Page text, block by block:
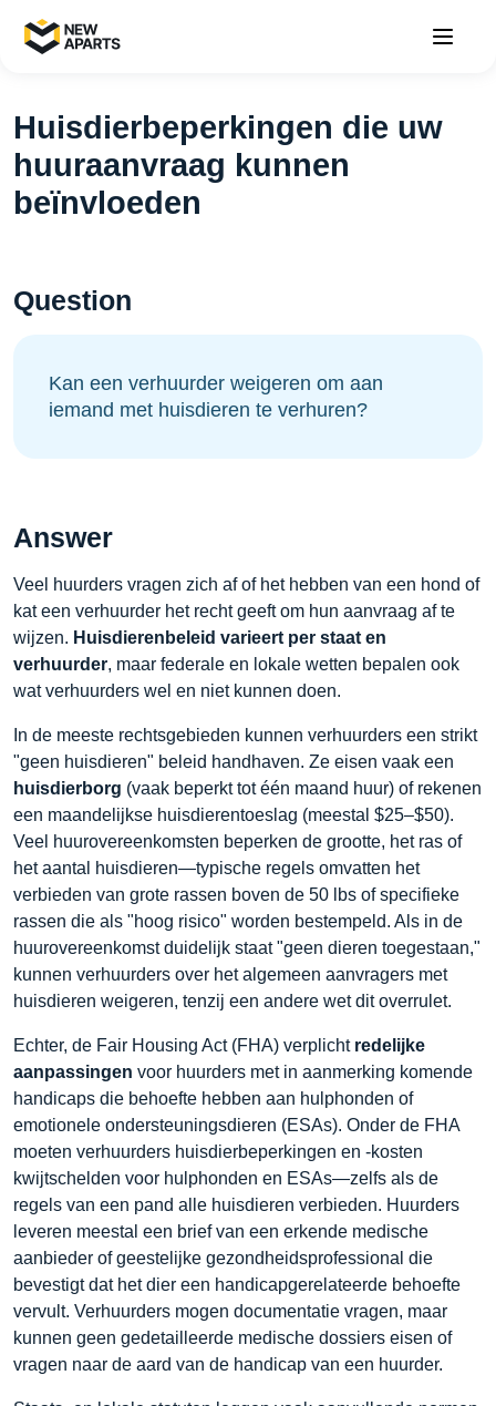
Huisdierbeperkingen die uw
huuraanvraag kunnen
beïnvloeden
Question
Kan een verhuurder weigeren om aan
iemand met huisdieren te verhuren?
Answer
Veel huurders vragen zich af of het hebben van een hond of
kat een verhuurder het recht geeft om hun aanvraag af te
wijzen. Huisdierenbeleid varieert per staat en
verhuurder, maar federale en lokale wetten bepalen ook
wat verhuurders wel en niet kunnen doen.
In de meeste rechtsgebieden kunnen verhuurders een strikt
"geen huisdieren" beleid handhaven. Ze eisen vaak een
huisdierborg (vaak beperkt tot één maand huur) of rekenen
een maandelijkse huisdierentoeslag (meestal $25–$50).
Veel huurovereenkomsten beperken de grootte, het ras of
het aantal huisdieren—typische regels omvatten het
verbieden van grote rassen boven de 50 lbs of specifieke
rassen die als "hoog risico" worden bestempeld. Als in de
huurovereenkomst duidelijk staat "geen dieren toegestaan,"
kunnen verhuurders over het algemeen aanvragers met
huisdieren weigeren, tenzij een andere wet dit overrulet.
Echter, de Fair Housing Act (FHA) verplicht redelijke
aanpassingen voor huurders met in aanmerking komende
handicaps die behoefte hebben aan hulphonden of
emotionele ondersteuningsdieren (ESAs). Onder de FHA
moeten verhuurders huisdierbeperkingen en -kosten
kwijtschelden voor hulphonden en ESAs—zelfs als de
regels van een pand alle huisdieren verbieden. Huurders
leveren meestal een brief van een erkende medische
aanbieder of geestelijke gezondheidsprofessional die
bevestigt dat het dier een handicapgerelateerde behoefte
vervult. Verhuurders mogen documentatie vragen, maar
kunnen geen gedetailleerde medische dossiers eisen of
vragen naar de aard van de handicap van een huurder.